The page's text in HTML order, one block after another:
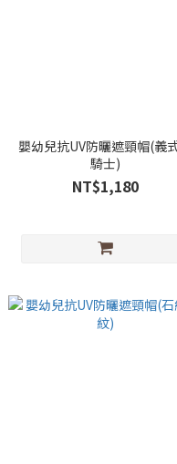
嬰幼兒抗UV防曬遮頸帽(義
騎士)
NT$1,180